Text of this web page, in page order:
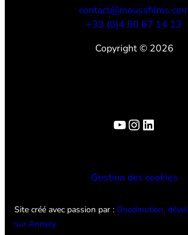
+33 (0)4 50 67 14 13
Copyright © 2026
YouTube
Instagram
LinkedIn
Gestion des cookies
Site créé avec passion par : Goodmotion,
sur Annecy